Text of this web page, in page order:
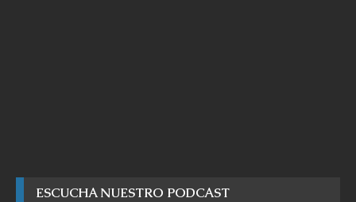
ESCUCHA NUESTRO PODCAST